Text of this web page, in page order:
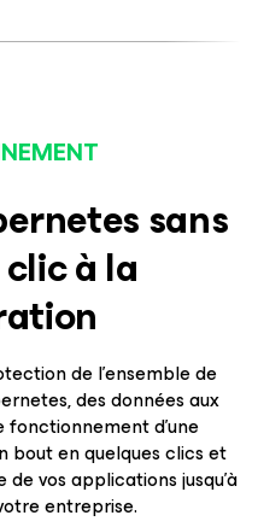
sans
à la
de l’ensemble de
des données aux
d’une
bout en quelques clics et
vos applications jusqu’à
entreprise.